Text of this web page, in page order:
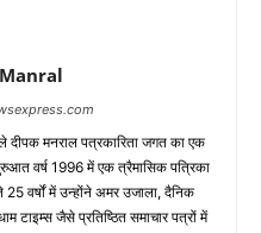
दीपक मनराल पत्रकारिता जगत का एक
वर्ष 1996 में एक त्रैमासिक पत्रिका
वर्षों में उन्होंने अमर उजाला, दैनिक
टाइम्स जैसे प्रतिष्ठित समाचार पत्रों में